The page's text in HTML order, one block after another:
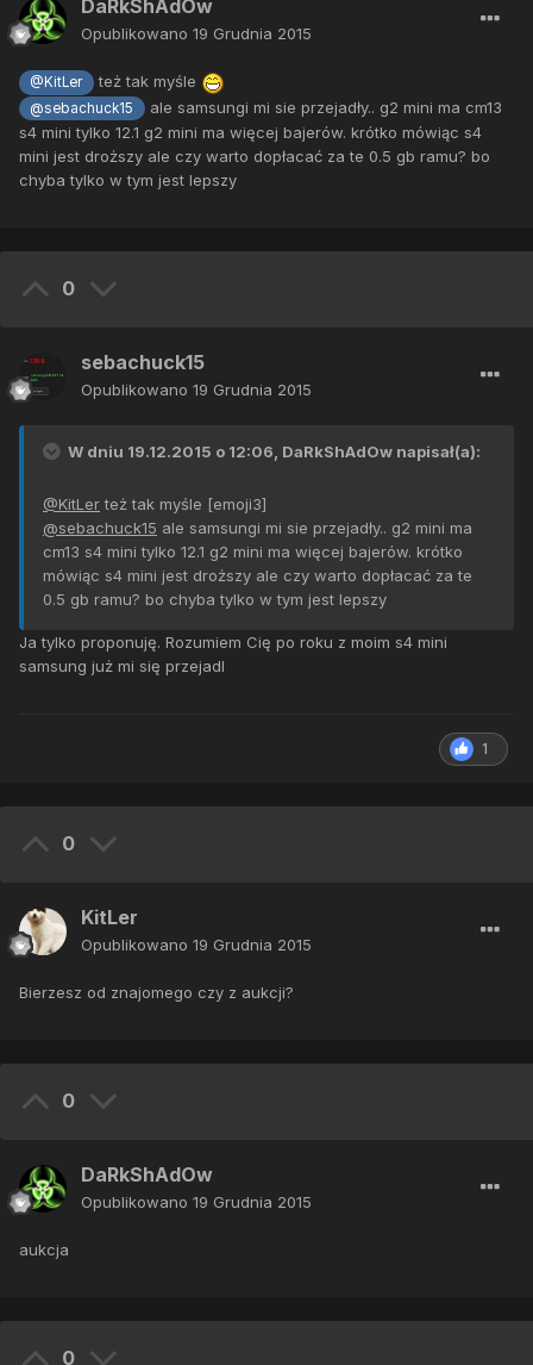
DaRkShAdOw
Opublikowano 19 Grudnia 2015
@KitLer też tak myśle
@sebachuck15
ale samsungi mi sie przejadły.. g2 mini ma cm13
s4 mini tylko 12.1 g2 mini ma więcej bajerów. krótko mówiąc s4
mini jest droższy ale czy warto dopłacać za te 0.5 gb ramu? bo
chyba tylko w tym jest lepszy
0
sebachuck15
Opublikowano 19 Grudnia 2015
W dniu 19.12.2015 o 12:06, DaRkShAdOw napisał(a):
@KitLerteż tak myśle [emoji3]
@sebachuck15 ale samsungi mi sie przejadły.. g2 mini ma
cm13 s4 mini tylko 12.1 g2 mini ma więcej bajerów. krótko
mówiąc s4 mini jest droższy ale czy warto dopłacać za te
0.5 gb ramu? bo chyba tylko w tym jest lepszy
Ja tylko proponuję. Rozumiem Cię po roku z moim s4 mini
samsung już mi się przejadl
1
0
KitLer
Opublikowano 19 Grudnia 2015
Bierzesz od znajomego czy z aukcji?
0
DaRkShAdOw
Opublikowano 19 Grudnia 2015
aukcja
0